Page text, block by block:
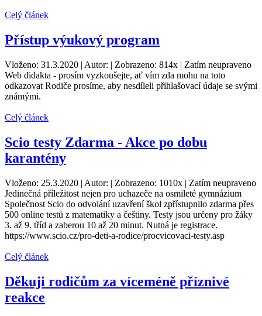
Celý článek
Přístup výukový program
Vloženo: 31.3.2020 | Autor: | Zobrazeno: 814x | Zatím neupraveno
Web didakta - prosím vyzkoušejte, ať vím zda mohu na toto
odkazovat Rodiče prosíme, aby nesdíleli přihlašovací údaje se svými
známými.
Celý článek
Scio testy Zdarma - Akce po dobu
karantény
Vloženo: 25.3.2020 | Autor: | Zobrazeno: 1010x | Zatím neupraveno
Jedinečná příležitost nejen pro uchazeče na osmileté gymnázium
Společnost Scio do odvolání uzavření škol zpřístupnilo zdarma přes
500 online testů z matematiky a češtiny. Testy jsou určeny pro žáky
3. až 9. tříd a zaberou 10 až 20 minut. Nutná je registrace.
https://www.scio.cz/pro-deti-a-rodice/procvicovaci-testy.asp
Celý článek
Děkuji rodičům za víceméně příznivé
reakce